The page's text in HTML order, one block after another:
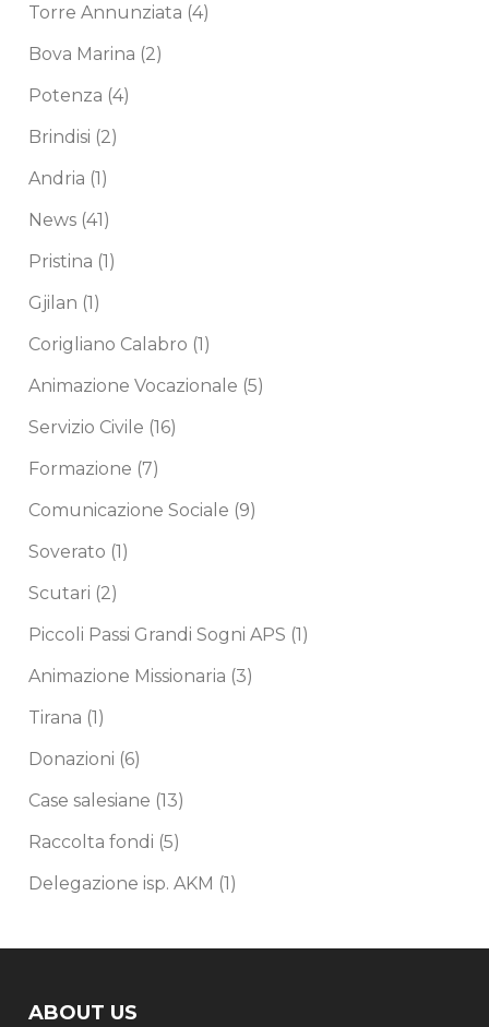
Torre Annunziata (4)
Bova Marina (2)
Potenza (4)
Brindisi (2)
Andria (1)
News (41)
Pristina (1)
Gjilan (1)
Corigliano Calabro (1)
Animazione Vocazionale (5)
Servizio Civile (16)
Formazione (7)
Comunicazione Sociale (9)
Soverato (1)
Scutari (2)
Piccoli Passi Grandi Sogni APS (1)
Animazione Missionaria (3)
Tirana (1)
Donazioni (6)
Case salesiane (13)
Raccolta fondi (5)
Delegazione isp. AKM (1)
ABOUT US